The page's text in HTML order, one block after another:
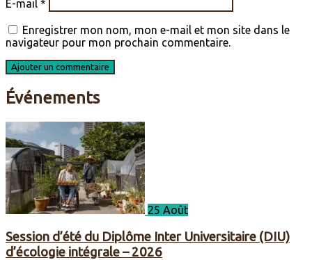
E-mail *
Enregistrer mon nom, mon e-mail et mon site dans le
navigateur pour mon prochain commentaire.
Événements
25 Août
Session d’été du Diplôme Inter Universitaire (DIU)
d’écologie intégrale – 2026